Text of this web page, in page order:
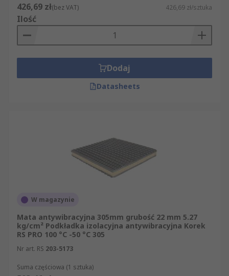
426,69 zł(bez VAT) 426,69 zł/sztuka
Ilość
Dodaj
Datasheets
W magazynie
Mata antywibracyjna 305mm grubość 22 mm 5.27
kg/cm² Podkładka izolacyjna antywibracyjna Korek
RS PRO 100 °C -50 °C 305
Nr art. RS 203-5173
Suma częściowa (1 sztuka)